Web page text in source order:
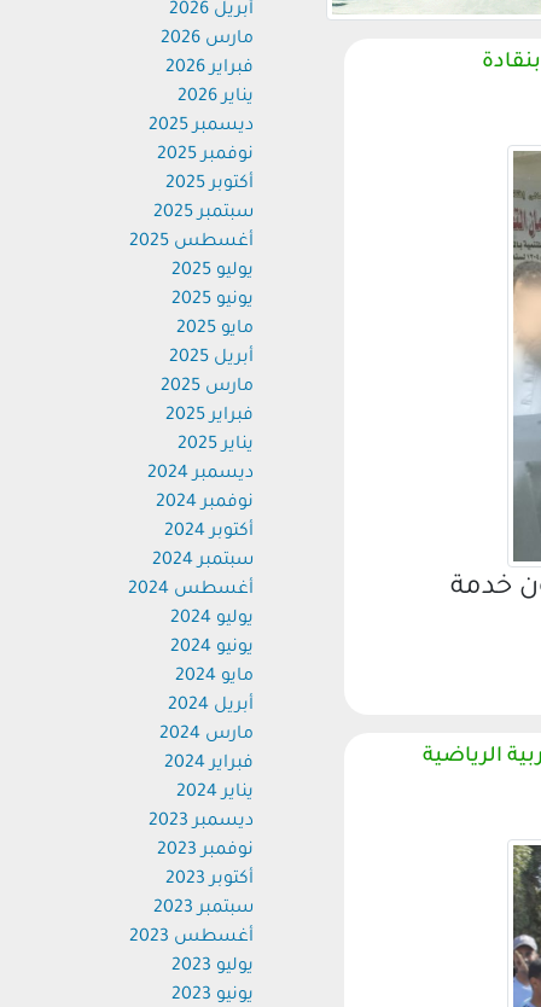
خدمة
الرياضية
أبريل 2026
مارس 2026
فبراير 2026
يناير 2026
ديسمبر 2025
نوفمبر 2025
أكتوبر 2025
سبتمبر 2025
أغسطس 2025
يوليو 2025
يونيو 2025
مايو 2025
أبريل 2025
مارس 2025
فبراير 2025
يناير 2025
ديسمبر 2024
نوفمبر 2024
أكتوبر 2024
سبتمبر 2024
أغسطس 2024
يوليو 2024
يونيو 2024
مايو 2024
أبريل 2024
مارس 2024
فبراير 2024
يناير 2024
ديسمبر 2023
نوفمبر 2023
أكتوبر 2023
سبتمبر 2023
أغسطس 2023
يوليو 2023
يونيو 2023